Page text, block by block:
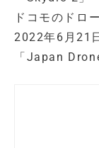
ドコモのドロ
2022年6月21
「Japan